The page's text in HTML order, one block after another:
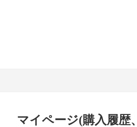
マイページ(購入履歴